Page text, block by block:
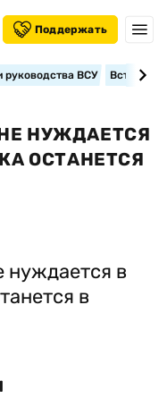
Поддержать
руководства ВСУ
НУЖДАЕТСЯ
ОСТАНЕТСЯ